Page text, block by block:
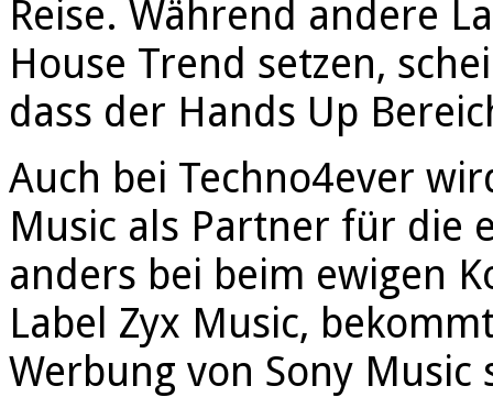
Reise. Während andere
House Trend setzen,
dass der Hands Up
Auch bei Techno4ever
Music als Partner für die
anders bei beim ewigen
Label Zyx Music,
Werbung von Sony Music